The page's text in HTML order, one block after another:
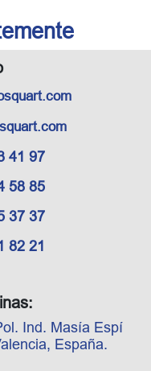
Ind. Masía Espí
España.
41 97
58 85
37 37
82 21